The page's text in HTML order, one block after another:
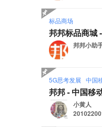
标品商场
邦邦标品商城
邦邦小助
5G思考发展 中国
邦邦 - 中国移
小黄人